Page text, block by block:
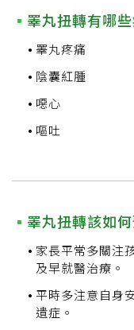
睪丸扭轉有哪些
睪丸疼痛
陰囊紅腫
噁心
嘔吐
睪丸扭轉該如何
家長平常多關注
及早就醫治療。
平時多注意自身
遺症。